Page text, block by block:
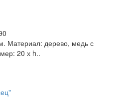
Материал: дерево, медь с
20 х h..